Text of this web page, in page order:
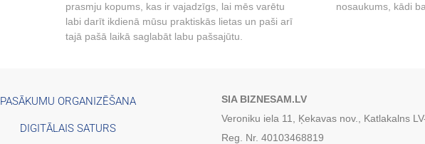
prasmju kopums, kas ir vajadzīgs, lai mēs varētu
labi darīt ikdienā mūsu praktiskās lietas un paši arī
tajā pašā laikā saglabāt labu pašsajūtu.
nosaukums, kādi
PASĀKUMU ORGANIZĒŠANA
DIGITĀLAIS SATURS
SIA BIZNESAM.LV
Veroniku iela 11, Ķekavas nov., Katlakalns
Reg. Nr. 40103468819